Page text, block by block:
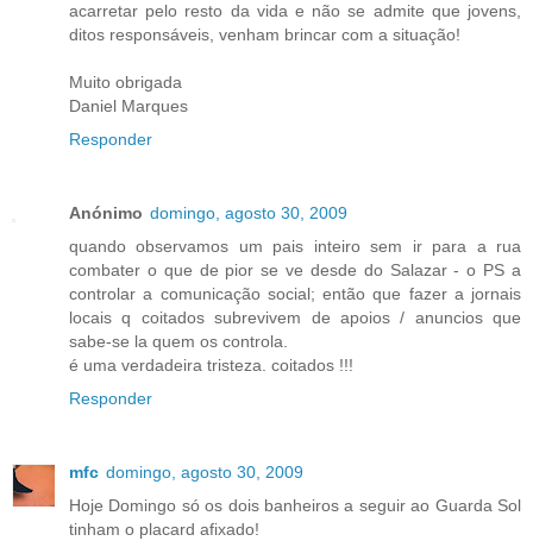
acarretar pelo resto da vida e não se admite que jovens,
ditos responsáveis, venham brincar com a situação!
Muito obrigada
Daniel Marques
Responder
Anónimo domingo, agosto 30, 2009
quando observamos um pais inteiro sem ir para a rua
combater o que de pior se ve desde do Salazar - o PS a
controlar a comunicação social; então que fazer a jornais
locais q coitados subrevivem de apoios / anuncios que
sabe-se la quem os controla.
é uma verdadeira tristeza. coitados !!!
Responder
mfc domingo, agosto 30, 2009
Hoje Domingo só os dois banheiros a seguir ao Guarda Sol
tinham o placard afixado!